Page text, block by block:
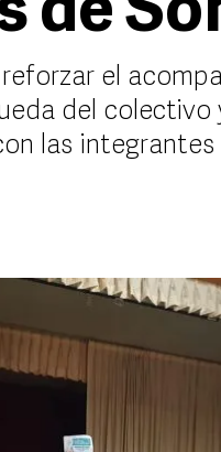
de
el
del colectivo
las